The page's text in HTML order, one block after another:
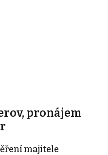
pronájem
majitele